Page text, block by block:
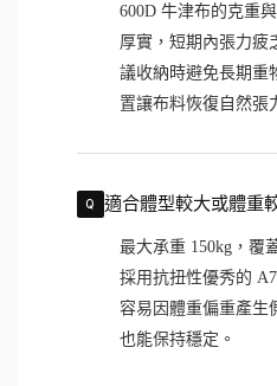
600D 牛津布的克重
厚實，短期內張力疲
議收納時避免長期重
置讓布料恢復自然張
適合體型較大或體重
最大承重 150kg，覆
採用抗扭性優秀的
容易因體重偏重產生
也能保持穩定。